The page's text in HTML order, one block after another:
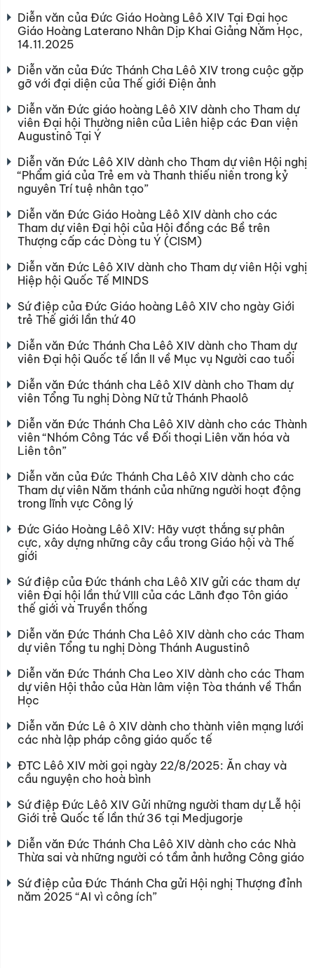
Diễn văn của Đức Giáo Hoàng Lêô XIV Tại Đại học
Giáo Hoàng Laterano Nhân Dịp Khai Giảng Năm Học,
14.11.2025
Diễn văn của Đức Thánh Cha Lêô XIV trong cuộc gặp
gỡ với đại diện của Thế giới Điện ảnh
Diễn văn Đức giáo hoàng Lêô XIV dành cho Tham dự
viên Đại hội Thường niên của Liên hiệp các Đan viện
Augustinô Tại Ý
Diễn văn Đức Lêô XIV dành cho Tham dự viên Hội nghị
“Phẩm giá của Trẻ em và Thanh thiếu niên trong kỷ
nguyên Trí tuệ nhân tạo”
Diễn văn Đức Giáo Hoàng Lêô XIV dành cho các
Tham dự viên Đại hội của Hội đồng các Bề trên
Thượng cấp các Dòng tu Ý (CISM)
Diễn văn Đức Lêô XIV dành cho Tham dự viên Hội vghị
Hiệp hội Quốc Tế MINDS
Sứ điệp của Đức Giáo hoàng Lêô XIV cho ngày Giới
trẻ Thế giới lần thứ 40
Diễn văn Đức Thánh Cha Lêô XIV dành cho Tham dự
viên Đại hội Quốc tế lần II về Mục vụ Người cao tuổi
Diễn văn Đức thánh cha Lêô XIV dành cho Tham dự
viên Tổng Tu nghị Dòng Nữ tử Thánh Phaolô
Diễn văn Đức Thánh Cha Lêô XIV dành cho các Thành
viên “Nhóm Công Tác về Đối thoại Liên văn hóa và
Liên tôn”
Diễn văn của Đức Thánh Cha Lêô XIV dành cho các
Tham dự viên Năm thánh của những người hoạt động
trong lĩnh vực Công lý
Đức Giáo Hoàng Lêô XIV: Hãy vượt thắng sự phân
cực, xây dựng những cây cầu trong Giáo hội và Thế
giới
Sứ điệp của Đức thánh cha Lêô XIV gửi các tham dự
viên Đại hội lần thứ VIII của các Lãnh đạo Tôn giáo
thế giới và Truyền thống
Diễn văn Đức Thánh Cha Lêô XIV dành cho các Tham
dự viên Tổng tu nghị Dòng Thánh Augustinô
Diễn văn Đức Thánh Cha Leo XIV dành cho các Tham
dự viên Hội thảo của Hàn lâm viện Tòa thánh về Thần
Học
Diễn văn Đức Lê ô XIV dành cho thành viên mạng lưới
các nhà lập pháp công giáo quốc tế
ĐTC Lêô XIV mời gọi ngày 22/8/2025: Ăn chay và
cầu nguyện cho hoà bình
Sứ điệp Đức Lêô XIV Gửi những người tham dự Lễ hội
Giới trẻ Quốc tế lần thứ 36 tại Medjugorje
Diễn văn Đức Thánh Cha Lêô XIV dành cho các Nhà
Thừa sai và những người có tầm ảnh hưởng Công giáo
Sứ điệp của Đức Thánh Cha gửi Hội nghị Thượng đỉnh
năm 2025 “AI vì công ích”